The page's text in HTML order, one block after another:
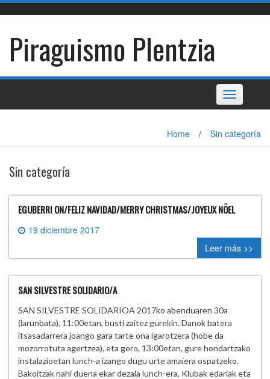
Skip
to
Piraguismo Plentzia
Toggle
navigation
Home / Sin categoría
Sin categoría
EGUBERRI ON/FELIZ NAVIDAD/MERRY CHRISTMAS/JOYEUX NÖEL
19 diciembre 2017
0 comment
Leer más >>
SAN SILVESTRE SOLIDARIO/A
SAN SILVESTRE SOLIDARIOA 2017ko abenduaren 30a
(larunbata), 11:00etan, busti zaitez gurekin. Danok batera
itsasadarrera joango gara tarte ona igarotzera (hobe da
mozorrotuta agertzea), eta gero, 13:00etan, gure hondartzako
instalazioetan lunch-a izango dugu urte amaiera ospatzeko.
Bakoitzak nahi duena ekar dezala lunch-era, Klubak edariak eta